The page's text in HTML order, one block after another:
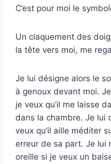
C’est pour moi le
Un claquement des
la tête vers moi, me
Je lui désigne alors le
à genoux devant moi.
je veux qu’il me laisse
dans la chambre. Je lui
veux qu’il aille méditer
erreur de sa part. Je lui
oreille si je veux un